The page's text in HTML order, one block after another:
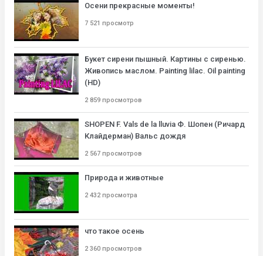
Осени прекрасные моменты!
7 521 просмотр
Букет сирени пышный. Картины с сиренью.
Живопись маслом. Painting lilac. Oil painting
(HD)
2 859 просмотров
SHOPEN F. Vals de la lluvia Ф. Шопен (Ричард
Клайдерман) Вальс дождя
2 567 просмотров
Природа и животные
2 432 просмотра
что такое осень
2 360 просмотров